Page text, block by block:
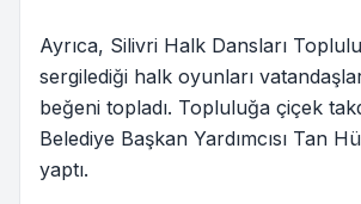
Ayrıca, Silivri Halk Dansları
sergilediği halk oyunları
beğeni topladı. Topluluğa çiçek
Belediye Başkan Yardımcısı Tan
yaptı.